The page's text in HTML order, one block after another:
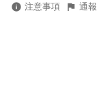
注意事項 通報